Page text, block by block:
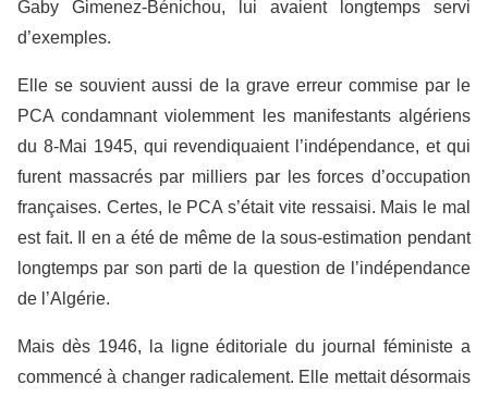
Gaby Gimenez-Bénichou, lui avaient longtemps servi
d’exemples.
Elle se souvient aussi de la grave erreur commise par le
PCA condamnant violemment les manifestants algériens
du 8-Mai 1945, qui revendiquaient l’indépendance, et qui
furent massacrés par milliers par les forces d’occupation
françaises. Certes, le PCA s’était vite ressaisi. Mais le mal
est fait. Il en a été de même de la sous-estimation pendant
longtemps par son parti de la question de l’indépendance
de l’Algérie.
Mais dès 1946, la ligne éditoriale du journal féministe a
commencé à changer radicalement. Elle mettait désormais